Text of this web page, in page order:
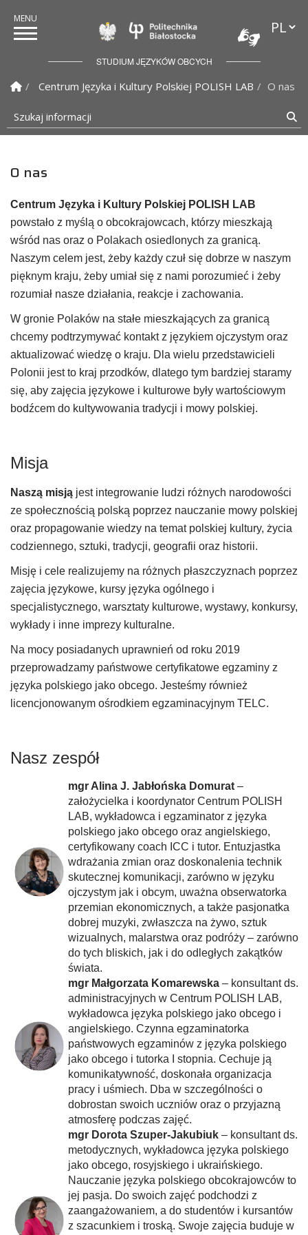
Politechnika
STUDIUM JĘZYKÓW OBCYCH
Strona Główna
Centrum Języka i Kultury Polskiej POLISH LAB
O nas
Szukaj informacji
O nas
Centrum Języka i Kultury Polskiej POLISH LAB
powstało z myślą o obcokrajowcach, którzy mieszkają
wśród nas oraz o Polakach osiedlonych za granicą.
Naszym celem jest, żeby każdy czuł się dobrze w naszym
pięknym kraju, żeby umiał się z nami porozumieć i żeby
rozumiał nasze działania, reakcje i zachowania.
W gronie Polaków na stałe mieszkających za granicą
chcemy podtrzymywać kontakt z językiem ojczystym oraz
aktualizować wiedzę o kraju. Dla wielu przedstawicieli
Polonii jest to kraj przodków, dlatego tym bardziej staramy
się, aby zajęcia językowe i kulturowe były wartościowym
bodźcem do kultywowania tradycji i mowy polskiej.
Misja
Naszą misją jest integrowanie ludzi różnych narodowości
ze społecznością polską poprzez nauczanie mowy polskiej
oraz propagowanie wiedzy na temat polskiej kultury, życia
codziennego, sztuki, tradycji, geografii oraz historii.
Misję i cele realizujemy na różnych płaszczyznach poprzez
zajęcia językowe, kursy języka ogólnego i
specjalistycznego, warsztaty kulturowe, wystawy, konkursy,
wykłady i inne imprezy kulturalne.
Na mocy posiadanych uprawnień od roku 2019
przeprowadzamy państwowe certyfikatowe egzaminy z
języka polskiego jako obcego. Jesteśmy również
licencjonowanym ośrodkiem egzaminacyjnym TELC.
Nasz zespół
mgr Alina J. Jabłońska Domurat –
założycielka i koordynator Centrum POLISH
LAB, wykładowca i egzaminator z języka
polskiego jako obcego oraz angielskiego,
certyfikowany coach ICC i tutor. Entuzjastka
wdrażania zmian oraz doskonalenia technik
skutecznej komunikacji, zarówno w języku
ojczystym jak i obcym, uważna obserwatorka
przemian ekonomicznych, a także pasjonatka
dobrej muzyki, zwłaszcza na żywo, sztuk
wizualnych, malarstwa oraz podróży – zarówno
do tych bliskich, jak i do odległych zakątków
świata.
mgr Małgorzata Komarewska – konsultant ds.
administracyjnych w Centrum POLISH LAB,
wykładowca języka polskiego jako obcego i
angielskiego. Czynna egzaminatorka
państwowych egzaminów z języka polskiego
jako obcego i tutorka I stopnia. Cechuje ją
komunikatywność, doskonała organizacja
pracy i uśmiech. Dba w szczególności o
dobrostan swoich uczniów oraz o przyjazną
atmosferę podczas zajęć.
mgr Dorota Szuper-Jakubiuk – konsultant ds.
metodycznych, wykładowca języka polskiego
jako obcego, rosyjskiego i ukraińskiego.
Nauczanie języka polskiego obcokrajowców to
jej pasja. Do swoich zajęć podchodzi z
zaangażowaniem, a do studentów i kursantów
z szacunkiem i troską. Swoje zajęcia buduje w